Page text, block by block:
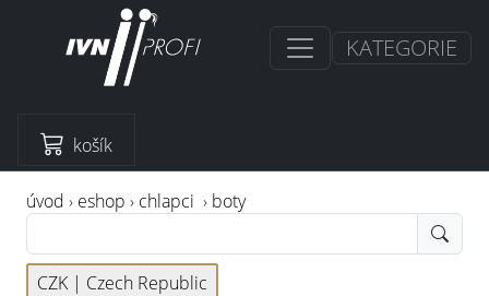
KATEGORIE
košík
úvod › eshop › chlapci › boty
CZK | Czech Republic